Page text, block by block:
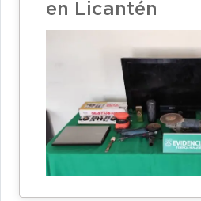
en Licantén